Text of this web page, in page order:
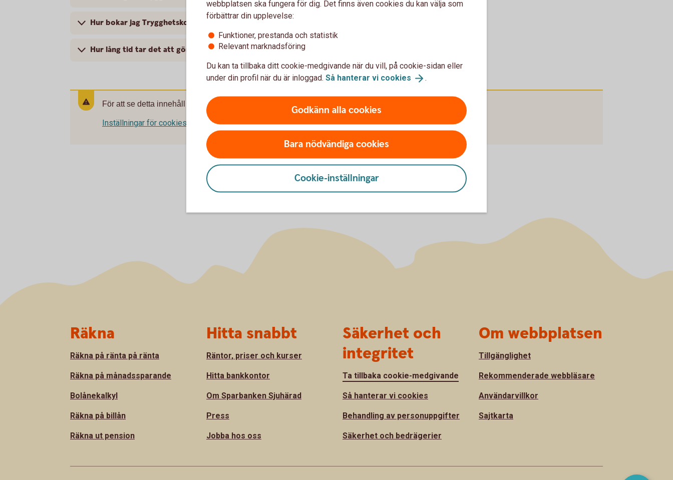
Hur bokar jag Trygghetskollen?
Hur lång tid tar det att göra Trygghetskollen?
För att se detta innehåll behöver du först godkänna cookies för Funktioner, prestanda och statistik.
Inställningar för cookies
webbplatsen ska fungera för dig. Det finns även cookies du kan välja som
förbättrar din upplevelse:
Funktioner, prestanda och statistik
Relevant marknadsföring
Du kan ta tillbaka ditt cookie-medgivande när du vill, på cookie-sidan eller
under din profil när du är inloggad. Så hanterar vi cookies .
Godkänn alla cookies
Bara nödvändiga cookies
Cookie-inställningar
Räkna
Räkna på ränta på ränta
Räkna på månadssparande
Bolånekalkyl
Räkna på billån
Räkna ut pension
Hitta snabbt
Räntor, priser och kurser
Hitta bankkontor
Om Sparbanken Sjuhärad
Press
Jobba hos oss
Säkerhet och
integritet
Ta tillbaka cookie-medgivande
Så hanterar vi cookies
Behandling av personuppgifter
Säkerhet och bedrägerier
Om webbplatsen
Tillgänglighet
Rekommenderade webbläsare
Användarvillkor
Sajtkarta